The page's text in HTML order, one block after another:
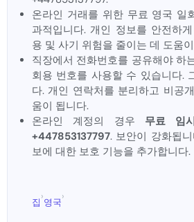
온라인 거래를 위한 무료 영국 일
과적입니다. 개인 정보를 안전하
용 및 사기 위험을 줄이는 데 도움
직장에서 전화번호를 공유해야 하
회용 번호를 사용할 수 있습니다.
다. 개인 연락처를 분리하고 비공
움이 됩니다.
온라인 계정의 경우 무료 임
+447853137797. 보안이 강화됩
보에 대한 보호 기능을 추가합니다.
집
›
영국
›